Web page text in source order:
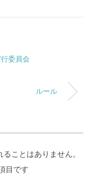
委員会
ルール
ことはありません。
目です